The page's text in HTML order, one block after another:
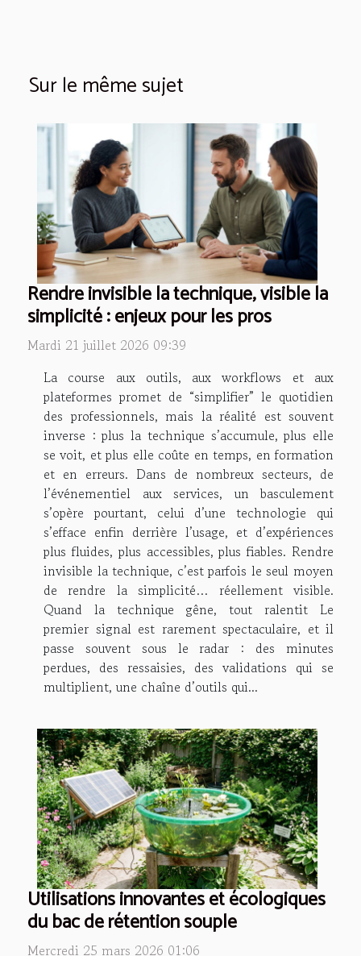
Sur le même sujet
Rendre invisible la technique, visible la
simplicité : enjeux pour les pros
Mardi 21 juillet 2026 09:39
La course aux outils, aux workflows et aux
plateformes promet de “simplifier” le quotidien
des professionnels, mais la réalité est souvent
inverse : plus la technique s’accumule, plus elle
se voit, et plus elle coûte en temps, en formation
et en erreurs. Dans de nombreux secteurs, de
l’événementiel aux services, un basculement
s’opère pourtant, celui d’une technologie qui
s’efface enfin derrière l’usage, et d’expériences
plus fluides, plus accessibles, plus fiables. Rendre
invisible la technique, c’est parfois le seul moyen
de rendre la simplicité… réellement visible.
Quand la technique gêne, tout ralentit Le
premier signal est rarement spectaculaire, et il
passe souvent sous le radar : des minutes
perdues, des ressaisies, des validations qui se
multiplient, une chaîne d’outils qui...
Utilisations innovantes et écologiques
du bac de rétention souple
Mercredi 25 mars 2026 01:06